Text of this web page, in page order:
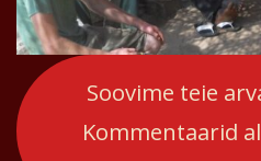
Soovime teie
Kommentaarid